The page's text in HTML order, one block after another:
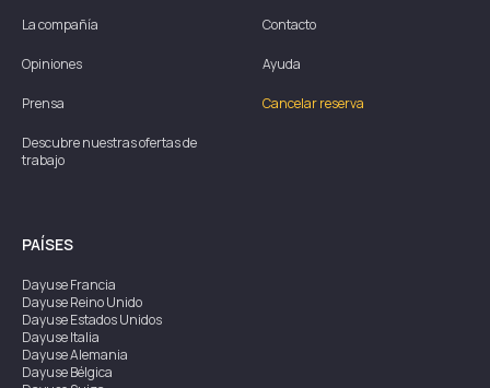
La compañía
Opiniones
Prensa
Descubre nuestras ofertas de
trabajo
Contacto
Ayuda
Cancelar reserva
PAÍSES
DayuseFrancia
DayuseReino Unido
DayuseEstados Unidos
DayuseItalia
DayuseAlemania
DayuseBélgica